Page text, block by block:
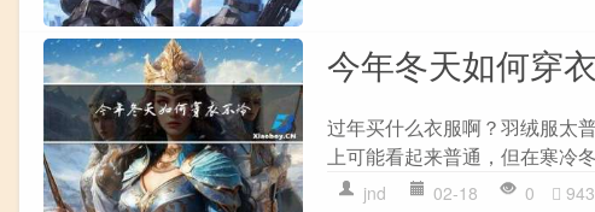
今年冬天如何穿
过年买什么衣服啊？羽绒服太
上可能看起来普通，但在寒冷
jnd 02-18 0 943